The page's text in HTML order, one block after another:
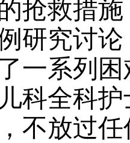
抢救措
研究讨
一系列
科全科
不放过